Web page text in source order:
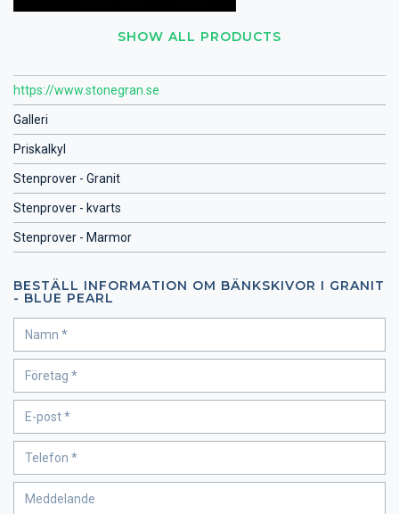
SHOW ALL PRODUCTS
https://www.stonegran.se
Galleri
Priskalkyl
Stenprover - Granit
Stenprover - kvarts
Stenprover - Marmor
BESTÄLL INFORMATION OM BÄNKSKIVOR I GRANIT
- BLUE PEARL